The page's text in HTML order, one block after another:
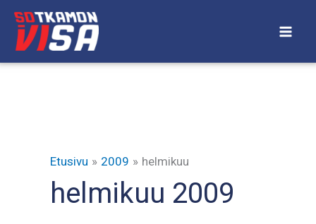
Siirry
sisältöön
Etusivu 2009 helmikuu
helmikuu 2009